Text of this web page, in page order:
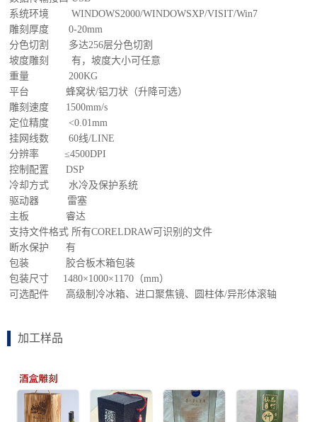
系统环境 WINDOWS2000/WINDOWSXP/VISIT/Win7
雕刻厚度 0-20mm
分色切割 多达256层分色切割
坡度雕刻 有，坡度大小可任意
重量 200KG
平台 蜂窝状/铝刀状（升降可选）
雕刻速度 1500mm/s
定位精度 <0.01mm
挂网线数 60线/LINE
分辨率 ≤4500DPI
控制配置 DSP
冷却方式 水冷及保护系统
驱动器 雷塞
主板 睿达
支持文件格式 所有CORELDRAW可识别的文件
断水保护 有
包装 胶合板木箱包装
包装尺寸 1480×1000×1170（mm）
可选配件 高级制冷冰箱、进口聚焦镜、圆柱体/异形体滚轴
加工样品